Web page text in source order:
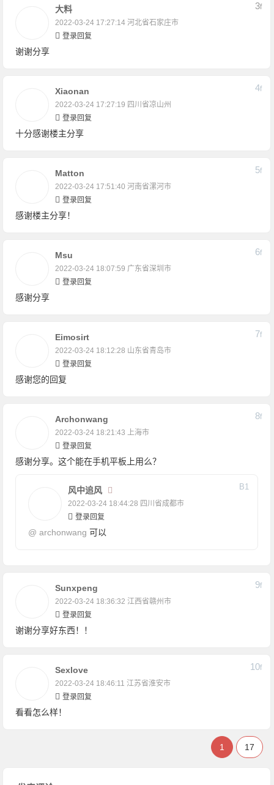
大料
2022-03-24 17:27:14 河北省石家庄市
3F
登录回复
谢谢分享
Xiaonan
2022-03-24 17:27:19 四川省凉山州
4F
登录回复
十分感谢楼主分享
Matton
2022-03-24 17:51:40 河南省漯河市
5F
登录回复
感谢楼主分享！
Msu
2022-03-24 18:07:59 广东省深圳市
6F
登录回复
感谢分享
Eimosirt
2022-03-24 18:12:28 山东省青岛市
7F
登录回复
感谢您的回复
Archonwang
2022-03-24 18:21:43 上海市
8F
登录回复
感谢分享。这个能在手机平板上用么？
风中追风
2022-03-24 18:44:28 四川省成都市
B1
登录回复
@archonwang 可以
Sunxpeng
2022-03-24 18:36:32 江西省赣州市
9F
登录回复
谢谢分享好东西！！
Sexlove
2022-03-24 18:46:11 江苏省淮安市
10F
登录回复
看看怎么样！
1 17